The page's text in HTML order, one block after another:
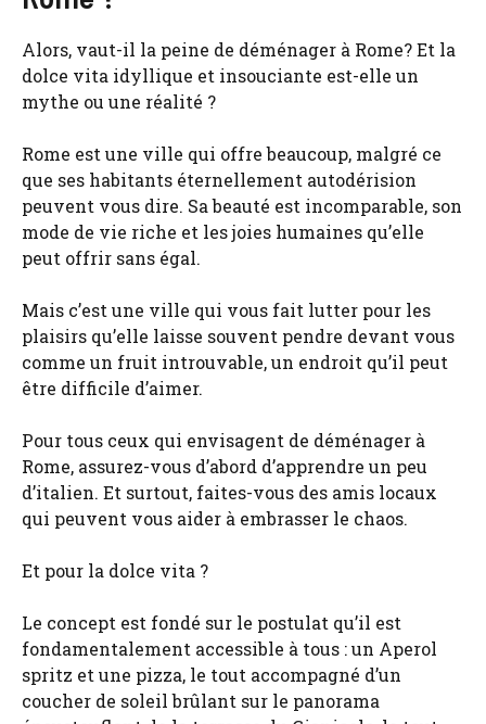
Alors, vaut-il la peine de déménager à Rome? Et la
dolce vita idyllique et insouciante est-elle un
mythe ou une réalité ?
Rome est une ville qui offre beaucoup, malgré ce
que ses habitants éternellement autodérision
peuvent vous dire. Sa beauté est incomparable, son
mode de vie riche et les joies humaines qu’elle
peut offrir sans égal.
Mais c’est une ville qui vous fait lutter pour les
plaisirs qu’elle laisse souvent pendre devant vous
comme un fruit introuvable, un endroit qu’il peut
être difficile d’aimer.
Pour tous ceux qui envisagent de déménager à
Rome, assurez-vous d’abord d’apprendre un peu
d’italien. Et surtout, faites-vous des amis locaux
qui peuvent vous aider à embrasser le chaos.
Et pour la dolce vita ?
Le concept est fondé sur le postulat qu’il est
fondamentalement accessible à tous : un Aperol
spritz et une pizza, le tout accompagné d’un
coucher de soleil brûlant sur le panorama